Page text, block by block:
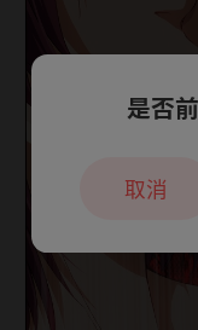
本章节
是否
取消